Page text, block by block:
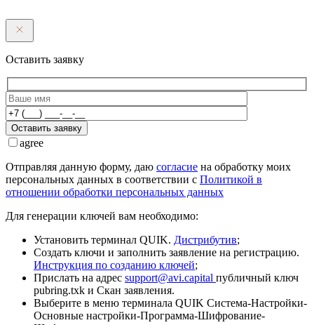
Оставить заявку
Оставить заявку
agree
Отправляя данную форму, даю согласие на обработку моих
персональных данных в соответствии с Политикой в
отношении обработки персональных данных
Для генерации ключей вам необходимо:
Установить терминал QUIK. Дистрибутив;
Создать ключи и заполнить заявление на регистрацию.
Инструкция по созданию ключей;
Прислать на адрес support@avi.capital публичный ключ
pubring.txk и Скан заявления.
Выберите в меню терминала QUIK Система-Настройки-
Основные настройки-Программа-Шифрование-